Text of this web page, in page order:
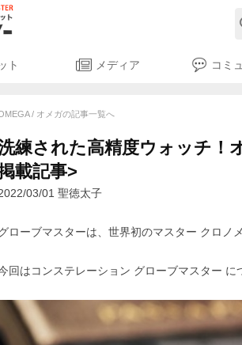
ト メディア コミ
/ オメガの記事一覧へ
練された高精度ウォッチ！
載記事>
03/01 聖徳太子
ローブマスターは、世界初のマスター クロノ
回はコンステレーション グローブマスター に